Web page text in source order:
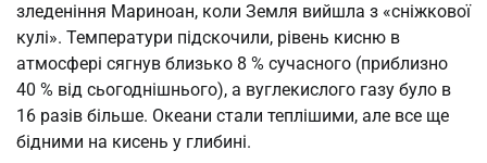
зледеніння Мариноан, коли Земля вийшла з «сніжкової
кулі». Температури підскочили, рівень кисню в
атмосфері сягнув близько 8 % сучасного (приблизно
40 % від сьогоднішнього), а вуглекислого газу було в
16 разів більше. Океани стали теплішими, але все ще
бідними на кисень у глибині.